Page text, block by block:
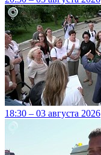
18:30 – 03 августа 2026